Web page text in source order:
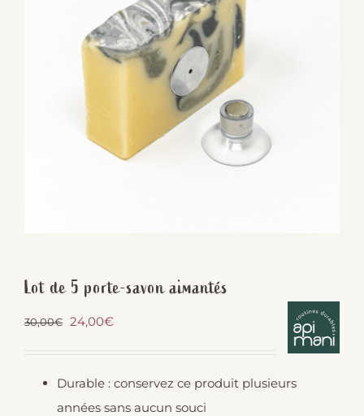
Lot de 5 porte-savon aimantés
30,00€ Le
24,00€Le
Durable : conservez ce produit plusieurs
années sans aucun souci